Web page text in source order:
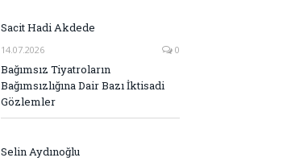
Sacit Hadi Akdede
14.07.2026 0
Bağımsız Tiyatroların
Bağımsızlığına Dair Bazı İktisadi
Gözlemler
Selin Aydınoğlu